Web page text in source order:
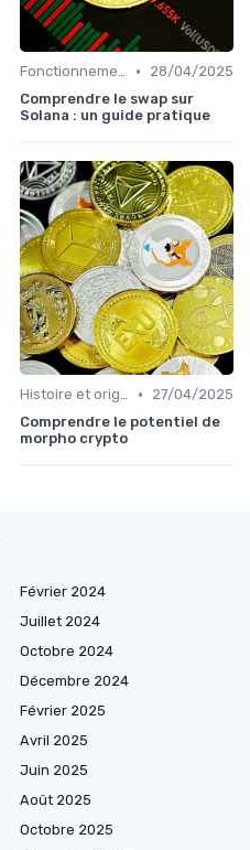
Fonctionnement des cryptomonnaies •
28/04/2025
Comprendre le swap sur
Solana : un guide pratique
Histoire et origines des cryptomonnaies •
27/04/2025
Comprendre le potentiel de
morpho crypto
Février 2024
Juillet 2024
Octobre 2024
Décembre 2024
Février 2025
Avril 2025
Juin 2025
Août 2025
Octobre 2025